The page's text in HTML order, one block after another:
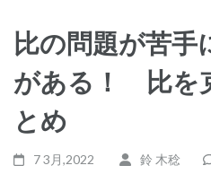
比の問題が苦
がある！ 比を
とめ
7 3月,2022 鈴 木稔